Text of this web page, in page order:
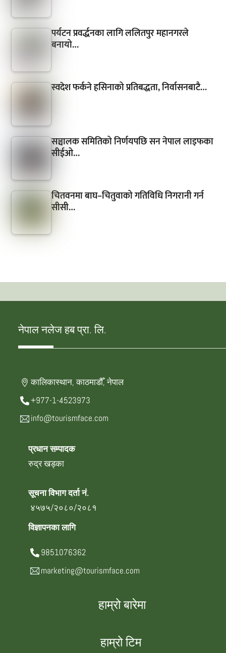
पर्यटन प्रवर्द्धनका लागि ललितपुर महानगरले
बनायो…
स्वदेश फर्कने हसिनाको प्रतिबद्धता, निर्वासनबाटै…
सञ्चालक समितिको निर्णयपछि सन नेपाल लाइफका
सीईओ…
चितवनमा बाघ–चितुवाको गतिविधि निगरानी गर्न
सीसी…
नेपाल नलेज हब प्रा. लि.
कालिकास्थान, काठमाडौँ, नेपाल
+977-1-4523973
info@tourismface.com
प्रधान सम्पादक
रुद्र खड्का
सूचना विभाग दर्ता नं.
४५७५/२०८०/२०८१
विज्ञापनका लागि
9851076362
marketing@tourismface.com
हाम्रो बारेमा
हाम्रो टिम